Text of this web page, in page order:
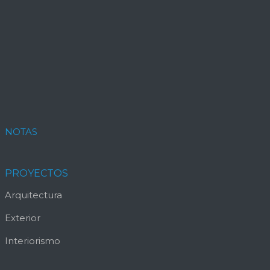
NOTAS
PROYECTOS
Arquitectura
Exterior
Interiorismo